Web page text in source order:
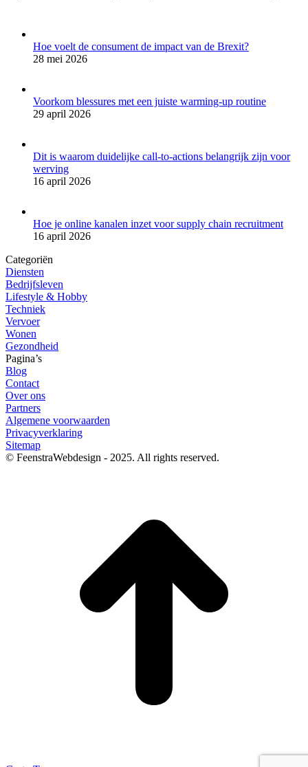
Hoe voelt de consument de impact van de Brexit?
28 mei 2026
Voorkom blessures met een juiste warming-up routine
29 april 2026
Dit is waarom duidelijke call-to-actions belangrijk zijn voor
werving
16 april 2026
Hoe je online kanalen inzet voor supply chain recruitment
16 april 2026
Categoriën
Diensten
Bedrijfsleven
Lifestyle & Hobby
Techniek
Vervoer
Wonen
Gezondheid
Pagina’s
Blog
Contact
Over ons
Partners
Algemene voorwaarden
Privacyverklaring
Sitemap
© FeenstraWebdesign - 2025. All rights reserved.